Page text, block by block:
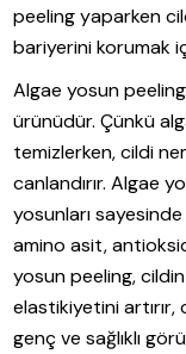
peeling yaparken
bariyerini korumak
Algae yosun
ürünüdür. Çünkü
temizlerken, cildi
canlandırır. Algae
yosunları
amino asit,
yosun peeling,
elastikiyetini artırır,
genç ve sağlıklı